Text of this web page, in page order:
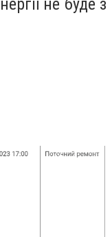
не буде з